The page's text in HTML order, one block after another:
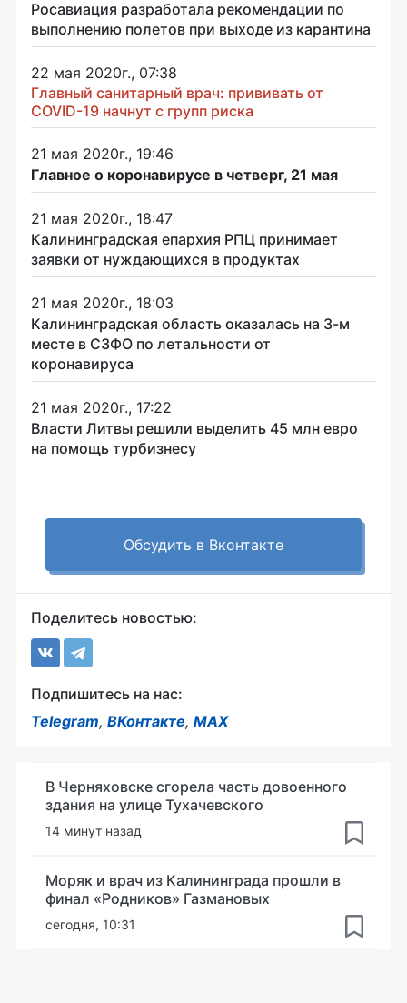
Росавиация разработала рекомендации по
выполнению полетов при выходе из карантина
22 мая 2020г., 07:38
Главный санитарный врач: прививать от
COVID-19 начнут с групп риска
21 мая 2020г., 19:46
Главное о коронавирусе в четверг, 21 мая
21 мая 2020г., 18:47
Калининградская епархия РПЦ принимает
заявки от нуждающихся в продуктах
21 мая 2020г., 18:03
Калининградская область оказалась на 3-м
месте в СЗФО по летальности от
коронавируса
21 мая 2020г., 17:22
Власти Литвы решили выделить 45 млн евро
на помощь турбизнесу
Обсудить в Вконтакте
Поделитесь новостью:
Подпишитесь на нас:
Telegram, ВКонтакте, MAX
В Черняховске сгорела часть довоенного
здания на улице Тухачевского
14 минут назад
Моряк и врач из Калининграда прошли в
финал «Родников» Газмановых
сегодня, 10:31